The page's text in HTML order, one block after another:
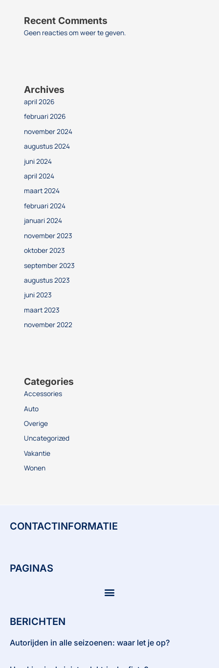
Recent Comments
Geen reacties om weer te geven.
Archives
april 2026
februari 2026
november 2024
augustus 2024
juni 2024
april 2024
maart 2024
februari 2024
januari 2024
november 2023
oktober 2023
september 2023
augustus 2023
juni 2023
maart 2023
november 2022
Categories
Accessories
Auto
Overige
Uncategorized
Vakantie
Wonen
CONTACTINFORMATIE
PAGINAS
BERICHTEN
Autorijden in alle seizoenen: waar let je op?